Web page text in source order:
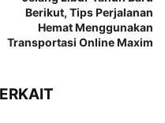
Berikut, Tips Perjalanan
Hemat Menggunakan
Transportasi Online Maxim